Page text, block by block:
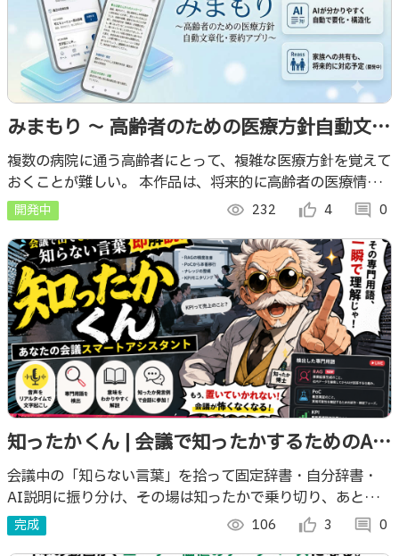
みまもり 〜 高齢者のための医療方針自動文章
化・共有アプリ 〜
複数の病院に通う高齢者にとって、複雑な医療方針を覚えて
おくことが難しい。 本作品は、将来的に高齢者の医療情報
を一元管理する『医療みまもりアプリ』のコア機能として開
発したプロトタイプです。
開発中 visibility 232 thumb_up_alt 4 comment 0
知ったかくん | 会議で知ったかするためのAI
エージェント
会議中の「知らない言葉」を拾って固定辞書・自分辞書・
AI説明に振り分け、その場は知ったかで乗り切り、あとで
ちゃんと追いつくための会議支援AIエージェント。議事録
ではなく理解のギャップを見える化。
完成 visibility 106 thumb_up_alt 3 comment 0